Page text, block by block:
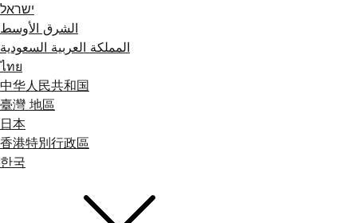
ישראל
الشرق الأوسط
المملكة العربية السعودية
ไทย
中华人民共和国
臺灣 地區
日本
香港特別行政區
한국